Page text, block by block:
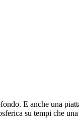
E anche una
su tempi che